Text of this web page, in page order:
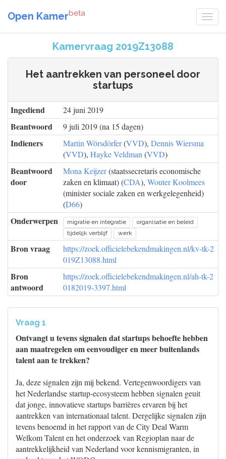
Open Kamerbeta
Kamervraag 2019Z13088
Het aantrekken van personeel door
startups
Ingediend 24 juni 2019
Beantwoord 9 juli 2019 (na 15 dagen)
Indieners Martin Wörsdörfer(VVD), Dennis Wiersma
(VVD), Hayke Veldman (VVD)
Beantwoord
door
Mona Keijzer(staatssecretaris economische
zaken en klimaat) (CDA), Wouter Koolmees
(minister sociale zaken en werkgelegenheid)
(D66)
Onderwerpen migratie en integratie
organisatie en beleid
tijdelijk verblijf
werk
Bron vraag
https://zoek.officielebekendmakingen.nl/kv-tk-2
019Z13088.html
Bron
antwoord
https://zoek.officielebekendmakingen.nl/ah-tk-2
0182019-3397.html
Vraag 1
Ontvangt u tevens signalen dat startups behoefte hebben
aan maatregelen om eenvoudiger en meer buitenlands
talent aan te trekken?
Ja, deze signalen zijn mij bekend. Vertegenwoordigers van
het Nederlandse startup-ecosysteem hebben signalen geuit
dat jonge, innovatieve startups barrières ervaren bij het
aantrekken van internationaal talent. Dergelijke signalen zijn
tevens benoemd in het rapport van de City Deal Warm
Welkom Talent en het onderzoek van Regioplan naar de
aantrekkelijkheid van Nederland voor kennismigranten, in